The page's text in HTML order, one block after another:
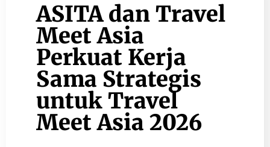
ASITA dan Travel
Meet Asia
Perkuat Kerja
Sama Strategis
untuk Travel
Meet Asia 2026